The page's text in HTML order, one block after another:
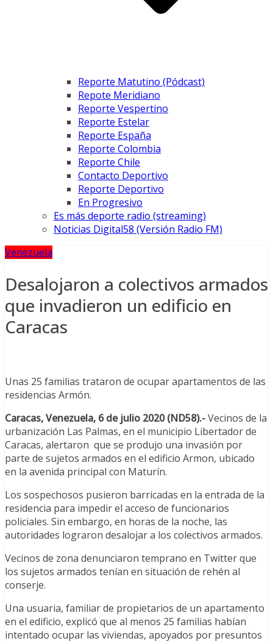
Reporte Matutino (Pódcast)
Repote Meridiano
Reporte Vespertino
Reporte Estelar
Reporte España
Reporte Colombia
Reporte Chile
Contacto Deportivo
Reporte Deportivo
En Progresivo
Es más deporte radio (streaming)
Noticias Digital58 (Versión Radio FM)
Venezuela
Desalojaron a colectivos armados
que invadieron un edificio en
Caracas
Unas 25 familias trataron de ocupar apartamentos de las
residencias Armón.
Caracas, Venezuela, 6 de julio 2020 (ND58).-Vecinos de la
urbanización Las Palmas, en el municipio Libertador de
Caracas, alertaron que se produjo una invasión por
parte de sujetos armados en el edificio Armon, ubicado
en la avenida principal con Maturín.
Los sospechosos pusieron barricadas en la entrada de la
residencia para impedir el acceso de funcionarios
policiales. Sin embargo, en horas de la noche, las
autoridades lograron desalojar a los colectivos armados.
Vecinos de zona denunciaron temprano en Twitter que
los sujetos armados tenían en situación de rehén al
conserje.
Una usuaria, familiar de propietarios de un apartamento
en el edificio, explicó que al menos 25 familias habían
intentado ocupar las viviendas, apoyados por presuntos